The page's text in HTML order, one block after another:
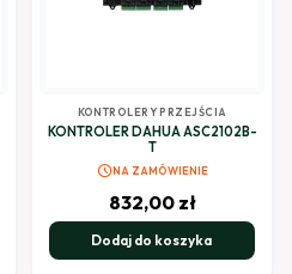
KONTROLERY PRZEJŚCIA
KONTROLER DAHUA ASC2102B-
T
scheduleNA ZAMÓWIENIE
832,00 zł
Dodaj do koszyka